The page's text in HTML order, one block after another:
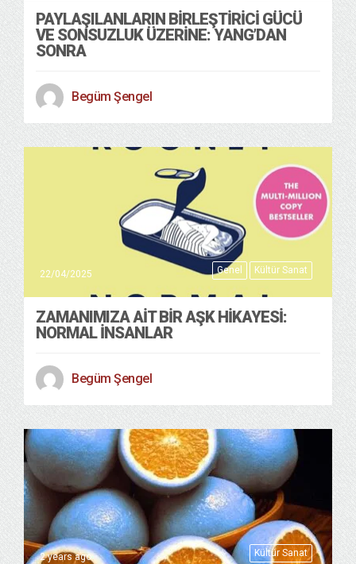
PAYLAŞILANLARIN BIRLEŞTIRICI GÜCÜ
VE SONSUZLUK ÜZERINE: YANG’DAN
SONRA
Begüm Şengel
Genel Kültür Sanat
22/04/2025
ZAMANIMIZA AIT BIR AŞK HIKAYESI:
NORMAL İNSANLAR
Begüm Şengel
Kültür Sanat
2 years ago